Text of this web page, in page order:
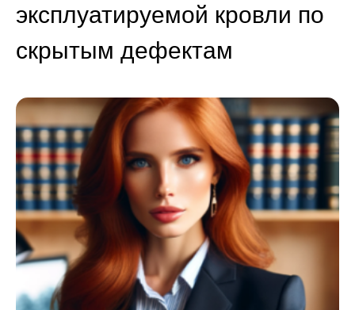
эксплуатируемой кровли по
скрытым дефектам